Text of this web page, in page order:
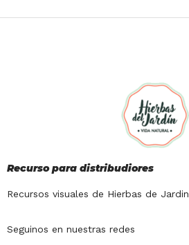
Recurso para distribudiores
Recursos visuales de Hierbas de Jardin
Seguinos en nuestras redes